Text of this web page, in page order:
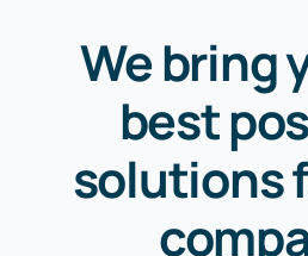
We bring
best
solutions